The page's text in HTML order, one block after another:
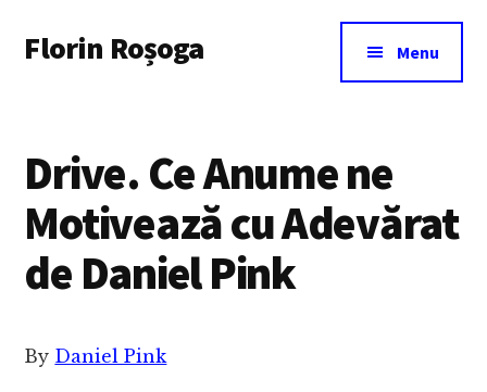
main
menu
Florin Roșoga Menu
Drive. Ce Anume ne
Motivează cu Adevărat
de Daniel Pink
By Daniel Pink